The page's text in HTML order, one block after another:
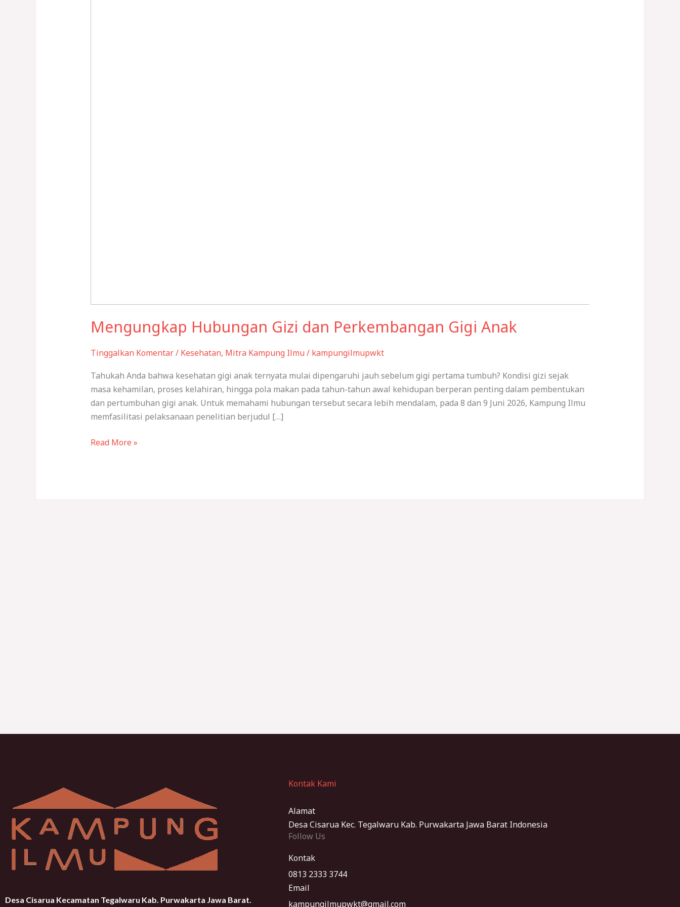
Mengungkap Hubungan Gizi dan Perkembangan Gigi Anak
Tinggalkan Komentar/ Kesehatan, Mitra Kampung Ilmu / kampungilmupwkt
Tahukah Anda bahwa kesehatan gigi anak ternyata mulai dipengaruhi jauh sebelum gigi pertama tumbuh? Kondisi gizi sejak
masa kehamilan, proses kelahiran, hingga pola makan pada tahun-tahun awal kehidupan berperan penting dalam pembentukan
dan pertumbuhan gigi anak. Untuk memahami hubungan tersebut secara lebih mendalam, pada 8 dan 9 Juni 2026, Kampung Ilmu
memfasilitasi pelaksanaan penelitian berjudul […]
Read More »
Desa Cisarua Kecamatan Tegalwaru Kab. Purwakarta Jawa Barat.
Kontak Kami
Alamat
Desa Cisarua Kec. Tegalwaru Kab. Purwakarta Jawa Barat Indonesia
Follow Us
Kontak
0813 2333 3744
Email
kampungilmupwkt@gmail.com​